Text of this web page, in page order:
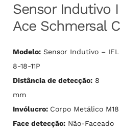
Sensor Indutivo
Ace Schmersal
Modelo: Sensor Indutivo – IFL
8-18-11P
Distância de detecção: 8
mm
Invólucro: Corpo Metálico M18
Face detecção: Não-Faceado